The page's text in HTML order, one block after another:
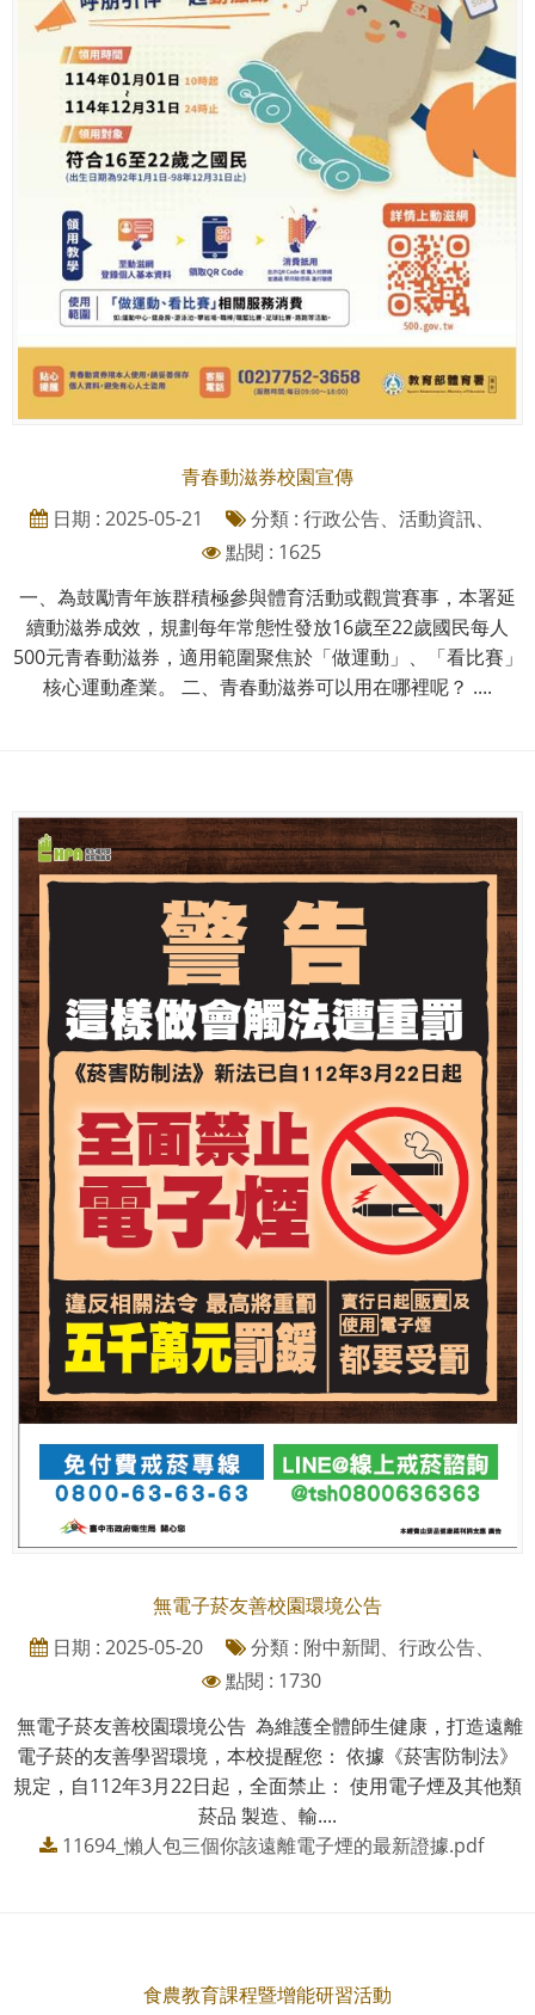
青春動滋券校園宣傳
日期 : 2025-05-21
分類 : 行政公告、活動資訊、
點閱 : 1625
一、為鼓勵青年族群積極參與體育活動或觀賞賽事，本署延
續動滋券成效，規劃每年常態性發放16歲至22歲國民每人
500元青春動滋券，適用範圍聚焦於「做運動」、「看比賽」
核心運動產業。 二、青春動滋券可以用在哪裡呢？ ....
無電子菸友善校園環境公告
日期 : 2025-05-20
分類 : 附中新聞、行政公告、
點閱 : 1730
無電子菸友善校園環境公告 為維護全體師生健康，打造遠離
電子菸的友善學習環境，本校提醒您： 依據《菸害防制法》
規定，自112年3月22日起，全面禁止： 使用電子煙及其他類
菸品 製造、輸....
11694_懶人包三個你該遠離電子煙的最新證據.pdf
食農教育課程暨增能研習活動